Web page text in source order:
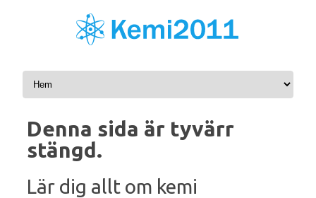
Skip to content
Denna sida är tyvärr
stängd.
Lär dig allt om kemi